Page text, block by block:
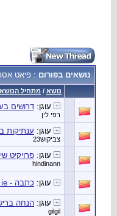
נושאים בפורום : פיאט
נושא / מתחיל הנושא
עוגן: דרושים
רפי לין
עוגן: ענתיקות
צביקוש23
עוגן: פרויקיט
hindinann
עוגן: כתבה - FIAT Uno Turbo ie מאת: אילן פייביש
עוגן: הנחה ברישום
gilgil